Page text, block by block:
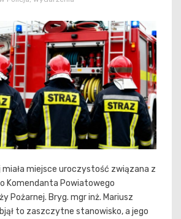
miała miejsce uroczystość związana z
Komendanta Powiatowego
Pożarnej. Bryg. mgr inż. Mariusz
to zaszczytne stanowisko, a jego